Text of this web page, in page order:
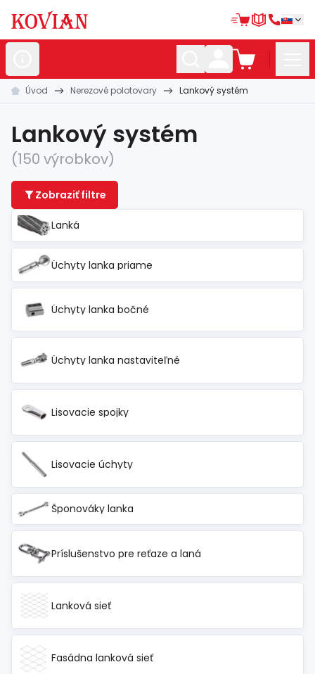
Nerezovépolotovary
polotovary
Kované polotovary
Zábradlia amadlá
Bránovésystémy
Automatizácia
Dom, dielňa,záhrada
Hutnícky
Zľava
Úvod Nerezové polotovary Lankový systém
Lankový systém
(150 výrobkov)
Zobraziť filtre
Lanká
Úchyty lanka priame
Úchyty lanka bočné
Úchyty lanka nastaviteľné
Lisovacie spojky
Lisovacie úchyty
Šponováky lanka
Príslušenstvo pre reťaze a laná
Lanková sieť
Fasádna lanková sieť